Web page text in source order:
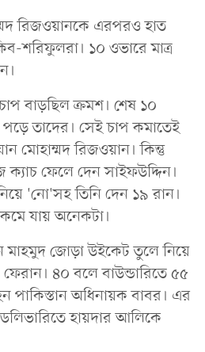
রিজওয়ানকে এরপরও হাত
শরিফুলরা। ১০ ওভারে মাত্র
বাড়ছিল ক্রমশ। শেষ ১০
তাদের। সেই চাপ কমাতেই
মোহাম্মদ রিজওয়ান। কিন্তু
ফেলে দেন সাইফউদ্দিন।
'নো'সহ তিনি দেন ১৯ রান।
কমে যায় অনেকটা।
মাহমুদ জোড়া উইকেট তুলে নিয়ে
৪০ বলে বাউন্ডারিতে ৫৫
পাকিস্তান অধিনায়ক বাবর। এর
হায়দার আলিকে